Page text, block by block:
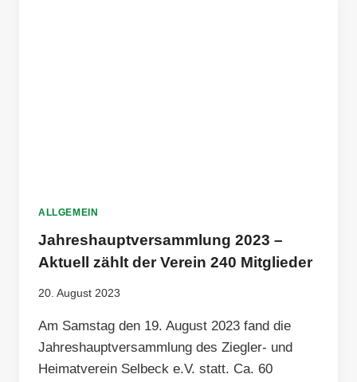
ALLGEMEIN
Jahreshauptversammlung 2023 –
Aktuell zählt der Verein 240 Mitglieder
20. August 2023
Am Samstag den 19. August 2023 fand die
Jahreshauptversammlung des Ziegler- und
Heimatverein Selbeck e.V. statt. Ca. 60